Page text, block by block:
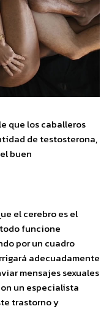
que los caballeros
de testosterona,
buen
el cerebro es el
funcione
por un cuadro
adecuadamente
mensajes sexuales
un especialista
trastorno y